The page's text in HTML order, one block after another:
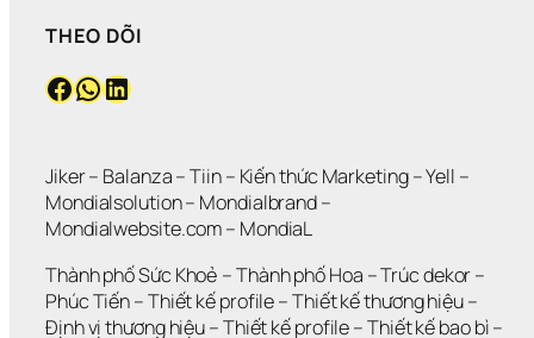
THEO DÕI
Facebook WhatsApp LinkedIn
Jiker – Balanza – Tiin – Kiến thức Marketing – Yell
Mondialsolution – Mondialbrand
Mondialwebsite.com – MondiaL
Thành phố Sức Khoẻ – Thành phố Hoa – Trúc dekor
Phúc Tiến – Thiết kế profile – Thiết kế thương hiệu
Định vị thương hiệu – Thiết kế profile – Thiết kế bao bì